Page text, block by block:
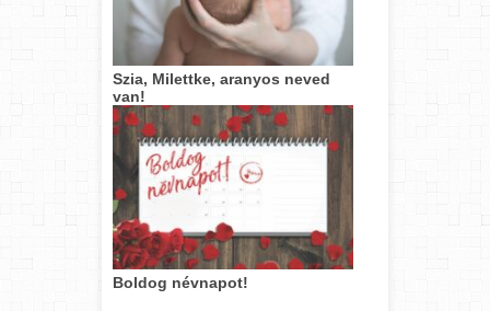
Szia, Milettke, aranyos neved
van!
Boldog névnapot!